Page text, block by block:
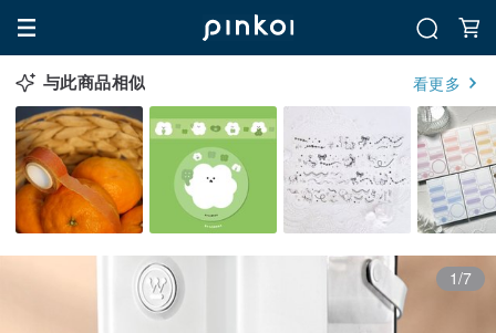
与此商品相似 看更多
1/7